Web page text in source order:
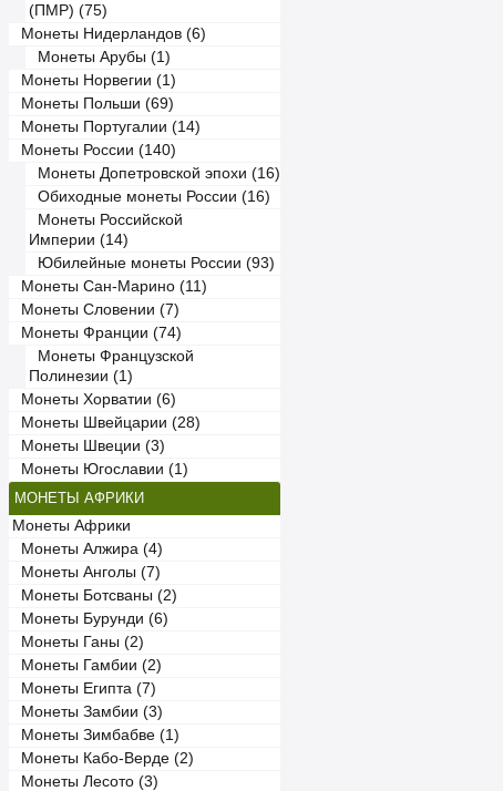
(ПМР) (75)
Монеты Нидерландов (6)
Монеты Арубы (1)
Монеты Норвегии (1)
Монеты Польши (69)
Монеты Португалии (14)
Монеты России (140)
Монеты Допетровской эпохи (16)
Обиходные монеты России (16)
Монеты Российской
Империи (14)
Юбилейные монеты России (93)
Монеты Сан-Марино (11)
Монеты Словении (7)
Монеты Франции (74)
Монеты Французской
Полинезии (1)
Монеты Хорватии (6)
Монеты Швейцарии (28)
Монеты Швеции (3)
Монеты Югославии (1)
МОНЕТЫ АФРИКИ
Монеты Африки
Монеты Алжира (4)
Монеты Анголы (7)
Монеты Ботсваны (2)
Монеты Бурунди (6)
Монеты Ганы (2)
Монеты Гамбии (2)
Монеты Египта (7)
Монеты Замбии (3)
Монеты Зимбабве (1)
Монеты Кабо-Верде (2)
Монеты Лесото (3)